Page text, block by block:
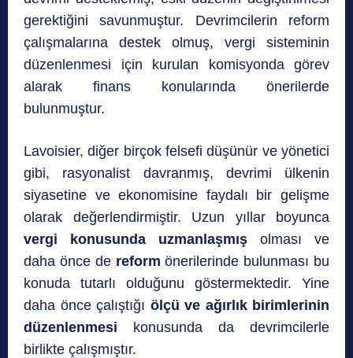
gerektiğini savunmuştur. Devrimcilerin reform
çalışmalarına destek olmuş, vergi sisteminin
düzenlenmesi için kurulan komisyonda görev
alarak finans konularında önerilerde
bulunmuştur.
Lavoisier, diğer birçok felsefi düşünür ve yönetici
gibi, rasyonalist davranmış, devrimi ülkenin
siyasetine ve ekonomisine faydalı bir gelişme
olarak değerlendirmiştir. Uzun yıllar boyunca
vergi konusunda uzmanlaşmış olması ve
daha önce de reform önerilerinde bulunması bu
konuda tutarlı olduğunu göstermektedir. Yine
daha önce çalıştığı ölçü ve ağırlık birimlerinin
düzenlenmesi konusunda da devrimcilerle
birlikte çalışmıştır.